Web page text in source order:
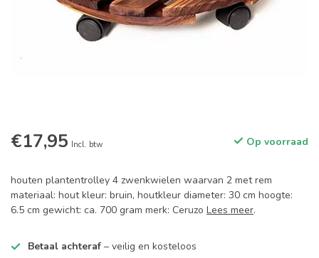
€17,95 Incl. btw Op voorraad
houten plantentrolley 4 zwenkwielen waarvan 2 met rem
materiaal: hout kleur: bruin, houtkleur diameter: 30 cm hoogte:
6.5 cm gewicht: ca. 700 gram merk: Ceruzo Lees meer.
Betaal achteraf – veilig en kosteloos